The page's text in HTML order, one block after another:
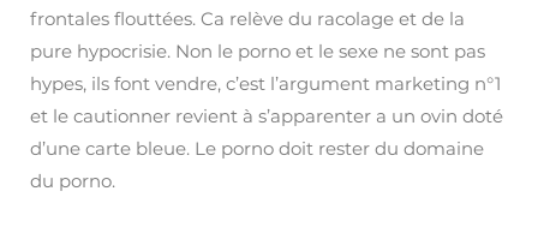
frontales flouttées. Ca relève du racolage et de la
pure hypocrisie. Non le porno et le sexe ne sont pas
hypes, ils font vendre, c’est l’argument marketing n°1
et le cautionner revient à s’apparenter a un ovin doté
d’une carte bleue. Le porno doit rester du domaine
du porno.